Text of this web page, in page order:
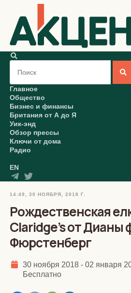
Главное
Общество
Бизнес и финансы
Британия от А до Я
Уик-энд
Обзор прессы
Ключи от дома
Радио
EN
14:49, 30 НОЯБРЯ, 2018 Г.
Рождественская
Claridge’s от Дианы
Фюрстенберг
30 ноября 2018 - 02 января
Бесплатно